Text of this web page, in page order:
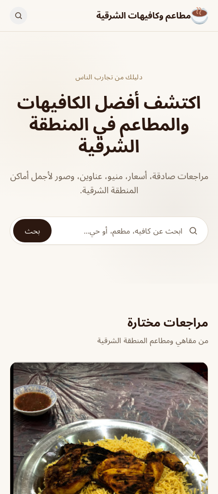
مطاعم وكافيهات الشرقية
دليلك من تجارب الناس
اكتشف أفضل الكافيهات
والمطاعم في المنطقة
الشرقية
مراجعات صادقة، أسعار، منيو، عناوين، وصور لأجمل أماكن
المنطقة الشرقية.
بحث
مراجعات مختارة
من مقاهي ومطاعم المنطقة الشرقية